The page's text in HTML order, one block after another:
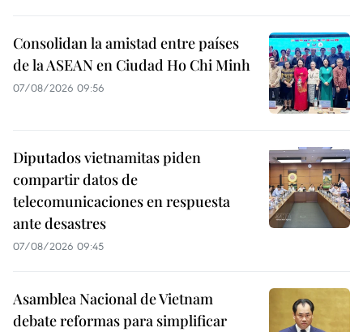
Consolidan la amistad entre países
de la ASEAN en Ciudad Ho Chi Minh
07/08/2026 09:56
Diputados vietnamitas piden
compartir datos de
telecomunicaciones en respuesta
ante desastres
07/08/2026 09:45
Asamblea Nacional de Vietnam
debate reformas para simplificar